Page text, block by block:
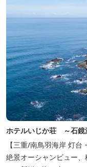
ホテルいじか荘 ～石鏡
【三重/南鳥羽海岸 灯
絶景オーシャンビュー